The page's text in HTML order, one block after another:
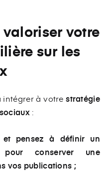
votre
sur les
intégrer à votrestratégie
:
et pensez à définir un
conserver une
vos publications ;